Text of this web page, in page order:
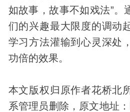
如故事，故事不如戏法”。
们的兴趣最大限度的调动
学习方法灌输到心灵深处
功倍的效果。
本文版权归原作者花桥北
系管理员删除，原文地址